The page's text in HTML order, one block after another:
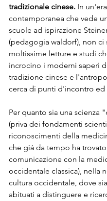
tradizionale cinese. In un'era
contemporanea che vede
scuole ad ispirazione
(pedagogia waldorf), non ci
moltissime letture e studi
incrocino i moderni saperi
tradizione cinese e
cerca di punti d'incontro ed
Per quanto sia una scienza
(priva dei fondamenti
riconoscimenti della
che già da tempo ha
comunicazione con la
occidentale classica), nella
cultura occidentale, dove
abituati a distinguere e